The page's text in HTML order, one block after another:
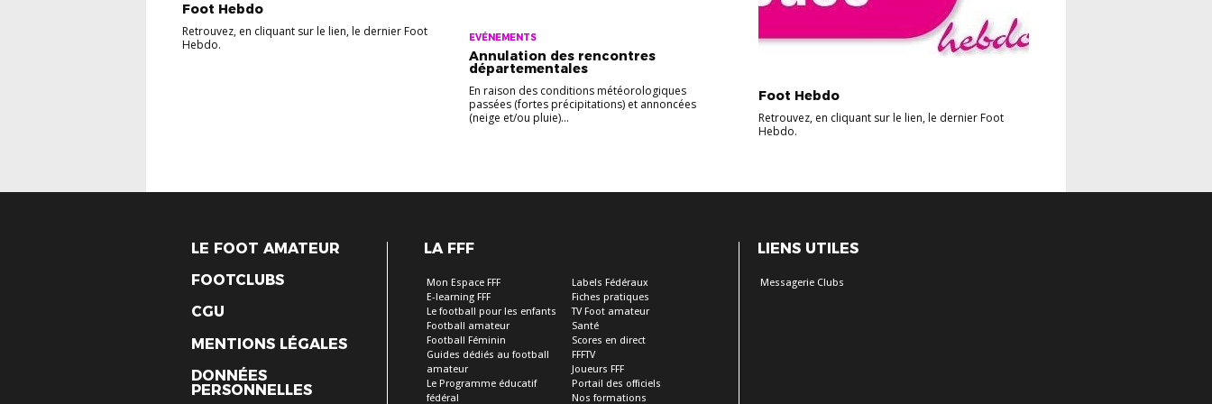
Foot Hebdo
Retrouvez, en cliquant sur le lien, le dernier Foot
Hebdo.
EVÉNEMENTS
Annulation des rencontres
départementales
En raison des conditions météorologiques
passées (fortes précipitations) et annoncées
(neige et/ou pluie)...
Foot Hebdo
Retrouvez, en cliquant sur le lien, le dernier Foot
Hebdo.
LE FOOT AMATEUR
FOOTCLUBS
CGU
MENTIONS LÉGALES
DONNÉES
PERSONNELLES
LA FFF
Mon Espace FFF
E-learning FFF
Le football pour les enfants
Football amateur
Football Féminin
Guides dédiés au football
amateur
Le Programme éducatif
fédéral
Labels Fédéraux
Fiches pratiques
TV Foot amateur
Santé
Scores en direct
FFFTV
Joueurs FFF
Portail des officiels
Nos formations
LIENS UTILES
Messagerie Clubs